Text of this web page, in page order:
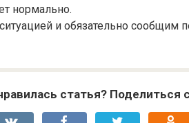
нормально.
и обязательно сообщим
статья? Поделиться